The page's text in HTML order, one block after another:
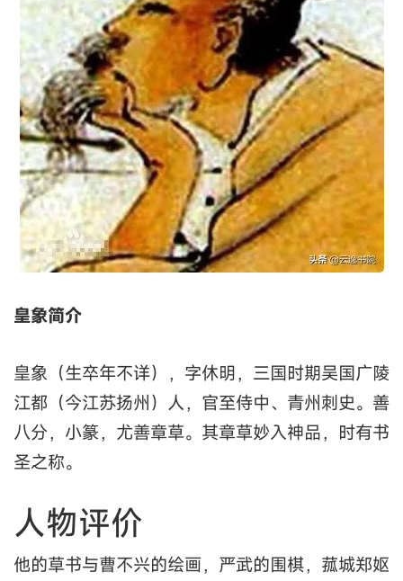
皇象简介
皇象（生卒年不详），字休明，三国时期吴国广陵
江都（今江苏扬州）人，官至侍中、青州刺史。善
八分，小篆，尤善章草。其章草妙入神品，时有书
圣之称。
人物评价
他的草书与曹不兴的绘画，严武的围棋，菰城郑妪